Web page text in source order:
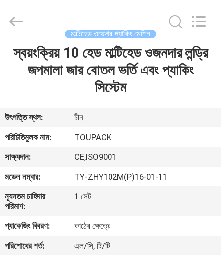
বাড়ি
আমাদের
সম্পর্কে
ফ্যাক্টরি
ট্যুর
নিয়ন্ত্রণ
মাল্টিহেড ওয়েদার প্যাকিং মেশিন
স্বয়ংক্রিয় 10 হেড মাল্টিহেড ওজনদার লন্ড্রি
জপমালা জার বোতল ভর্তি এবং প্যাকিং
সিস্টেম
উৎপত্তি স্থল:
চীন
পরিচিতিমুলক নাম:
TOUPACK
সাক্ষ্যদান:
CE,ISO9001
মডেল নম্বার:
TY-ZHY102M(P)16-01-11
ন্যূনতম চাহিদার
পরিমাণ:
1 সেট
প্যাকেজিং বিবরণ:
কাঠের ক্ষেত্রে
পরিশোধের শর্ত:
এল/সি, টি/টি